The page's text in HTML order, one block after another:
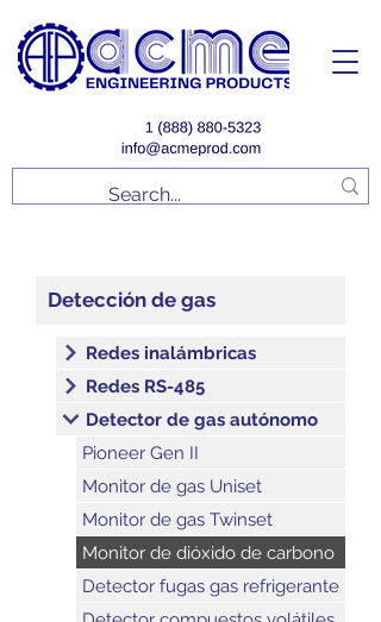
Detección de gas
Redes inalámbricas
Redes RS-485
Detector de gas autónomo
Pioneer Gen II
Monitor de gas Uniset
Monitor de gas Twinset
Monitor de dióxido de carbono
Detector fugas gas refrigerante